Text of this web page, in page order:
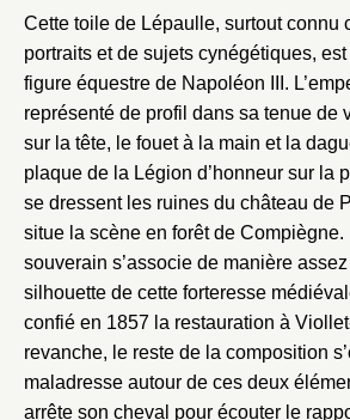
Cette toile de Lépaulle, surtout connu
portraits et de sujets cynégétiques,
figure équestre de Napoléon III.
représenté de profil dans sa tenue de
sur la tête, le fouet à la main et la
plaque de la Légion d’honneur sur la
se dressent les ruines du château de
situe la scène en forêt de Compiègne.
souverain s’associe de manière
silhouette de cette forteresse
confié en 1857 la restauration à
revanche, le reste de la composition
maladresse autour de ces deux
arrête son cheval pour écouter le